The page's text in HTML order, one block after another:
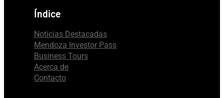
Índice
Noticias Destacadas
Mendoza Investor Pass
Business Tours
Acerca de
Contacto